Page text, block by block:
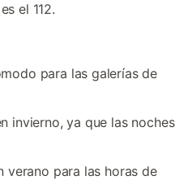
el 112.
para las galerías de
invierno, ya que las noches
verano para las horas de